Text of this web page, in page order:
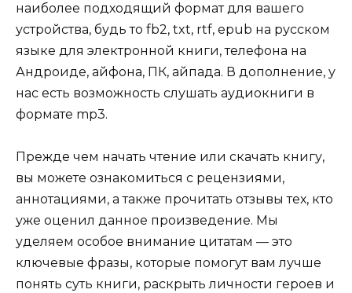
наиболее подходящий формат для вашего
устройства, будь то fb2, txt, rtf, epub на русском
языке для электронной книги, телефона на
Андроиде, айфона, ПК, айпада. В дополнение, у
нас есть возможность слушать аудиокниги в
формате mp3.
Прежде чем начать чтение или скачать книгу,
вы можете ознакомиться с рецензиями,
аннотациями, а также прочитать отзывы тех, кто
уже оценил данное произведение. Мы
уделяем особое внимание цитатам — это
ключевые фразы, которые помогут вам лучше
понять суть книги, раскрыть личности героев и